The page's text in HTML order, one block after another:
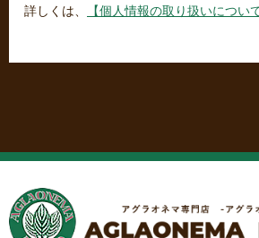
詳しくは、
【個人情報の取り扱いについて